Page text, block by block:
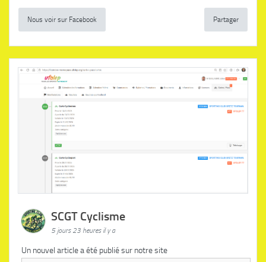
Nous voir sur Facebook Partager
SCGT Cyclisme
5 jours 23 heures il y a
Un nouvel article a été publié sur notre site